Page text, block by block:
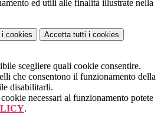
ed utili alle finalità illustrate nella
i cookies Accetta tutti i cookies
scegliere quali cookie consentire.
che consentono il funzionamento della
disabilitarli.
necessari al funzionamento potete
.